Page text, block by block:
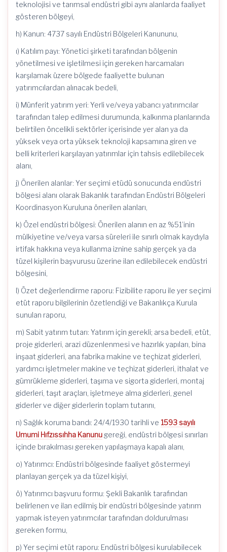
teknolojisi ve tarımsal endüstri gibi aynı alanlarda faaliyet
gösteren bölgeyi,
h) Kanun: 4737 sayılı Endüstri Bölgeleri Kanununu,
ı) Katılım payı: Yönetici şirketi tarafından bölgenin
yönetilmesi ve işletilmesi için gereken harcamaları
karşılamak üzere bölgede faaliyette bulunan
yatırımcılardan alınacak bedeli,
i) Münferit yatırım yeri: Yerli ve/veya yabancı yatırımcılar
tarafından talep edilmesi durumunda, kalkınma planlarında
belirtilen öncelikli sektörler içerisinde yer alan ya da
yüksek veya orta yüksek teknoloji kapsamına giren ve
belli kriterleri karşılayan yatırımlar için tahsis edilebilecek
alanı,
j) Önerilen alanlar: Yer seçimi etüdü sonucunda endüstri
bölgesi alanı olarak Bakanlık tarafından Endüstri Bölgeleri
Koordinasyon Kuruluna önerilen alanları,
k) Özel endüstri bölgesi: Önerilen alanın en az %51’inin
mülkiyetine ve/veya varsa süreleri ile sınırlı olmak kaydıyla
irtifak hakkına veya kullanma iznine sahip gerçek ya da
tüzel kişilerin başvurusu üzerine ilan edilebilecek endüstri
bölgesini,
l) Özet değerlendirme raporu: Fizibilite raporu ile yer seçimi
etüt raporu bilgilerinin özetlendiği ve Bakanlıkça Kurula
sunulan raporu,
m) Sabit yatırım tutarı: Yatırım için gerekli; arsa bedeli, etüt,
proje giderleri, arazi düzenlenmesi ve hazırlık yapıları, bina
inşaat giderleri, ana fabrika makine ve teçhizat giderleri,
yardımcı işletmeler makine ve teçhizat giderleri, ithalat ve
gümrükleme giderleri, taşıma ve sigorta giderleri, montaj
giderleri, taşıt araçları, işletmeye alma giderleri, genel
giderler ve diğer giderlerin toplam tutarını,
n) Sağlık koruma bandı: 24/4/1930 tarihli ve 1593 sayılı
Umumi Hıfzıssıhha Kanunu gereği, endüstri bölgesi sınırları
içinde bırakılması gereken yapılaşmaya kapalı alanı,
o) Yatırımcı: Endüstri bölgesinde faaliyet göstermeyi
planlayan gerçek ya da tüzel kişiyi,
ö) Yatırımcı başvuru formu: Şekli Bakanlık tarafından
belirlenen ve ilan edilmiş bir endüstri bölgesinde yatırım
yapmak isteyen yatırımcılar tarafından doldurulması
gereken formu,
p) Yer seçimi etüt raporu: Endüstri bölgesi kurulabilecek